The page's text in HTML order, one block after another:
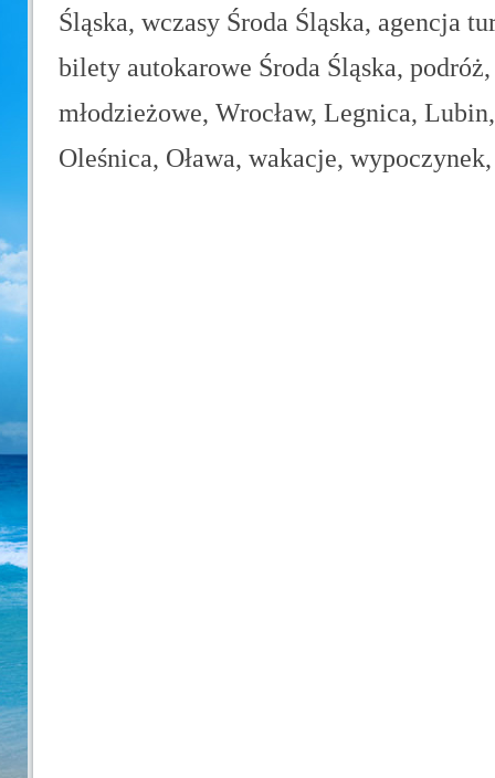
Śląska, wczasy Środa Śląska, agencja
bilety autokarowe Środa Śląska,
młodzieżowe, Wrocław, Legnica,
Oleśnica, Oława, wakacje,